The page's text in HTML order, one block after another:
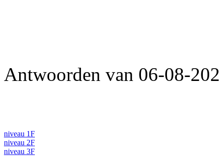
Antwoorden van 06-08-
niveau 1F
niveau 2F
niveau 3F